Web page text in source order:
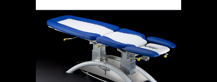
медицинской мебели
Инструкции от производителей
Установка медицинской мебели
Доставка
Наши объекты
Производители